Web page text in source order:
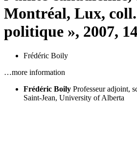
Montréal, Lux,
politique », 2007,
Frédéric Boily
…more information
Frédéric Boily Professeur adjoint,
Saint-Jean, University of Alberta